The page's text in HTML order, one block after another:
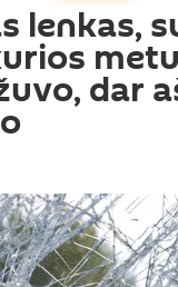
lenkas,
dar